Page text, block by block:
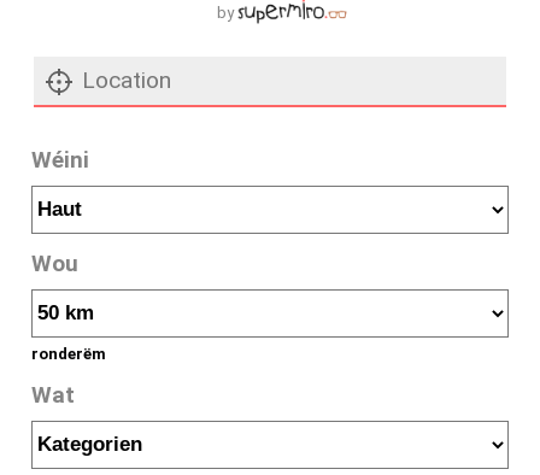
by
Wéini
Wou
ronderëm
Wat